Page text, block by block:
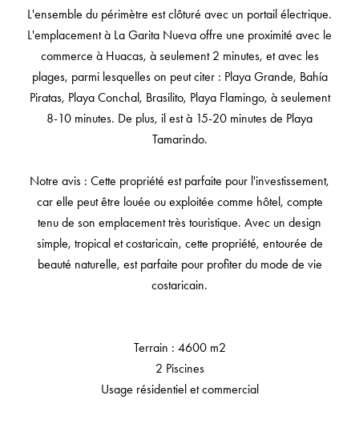
L'ensemble du périmètre est clôturé avec un portail électrique.
L'emplacement à La Garita Nueva offre une proximité avec le
commerce à Huacas, à seulement 2 minutes, et avec les
plages, parmi lesquelles on peut citer : Playa Grande, Bahía
Piratas, Playa Conchal, Brasilito, Playa Flamingo, à seulement
8-10 minutes. De plus, il est à 15-20 minutes de Playa
Tamarindo.
Notre avis : Cette propriété est parfaite pour l'investissement,
car elle peut être louée ou exploitée comme hôtel, compte
tenu de son emplacement très touristique. Avec un design
simple, tropical et costaricain, cette propriété, entourée de
beauté naturelle, est parfaite pour profiter du mode de vie
costaricain.
Terrain : 4600 m2
2 Piscines
Usage résidentiel et commercial